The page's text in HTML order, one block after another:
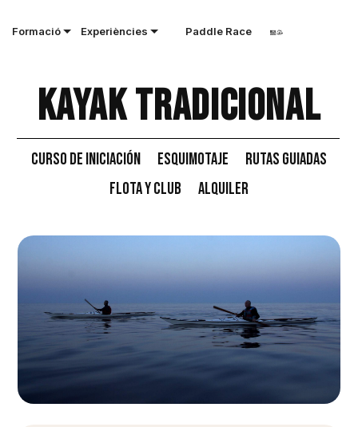
Formació Experiències Paddle Race
Kayak tradicional
Curso de iniciación Esquimotaje
Rutas Guiadas
Flota y Club
Alquiler